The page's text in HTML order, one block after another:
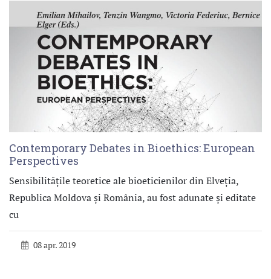
Contemporary Debates in Bioethics: European
Perspectives
Sensibilitățile teoretice ale bioeticienilor din Elveția,
Republica Moldova și România, au fost adunate și editate
cu
08 apr. 2019